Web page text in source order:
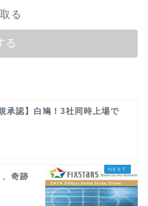
る
承認】白鳩！3社同時上場で
奇跡